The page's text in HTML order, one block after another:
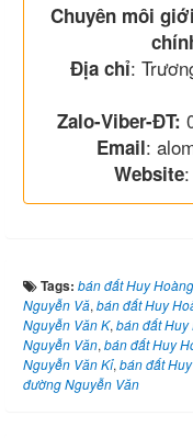
Chuyên môi
Địa chỉ:
Zalo-Viber-ĐT:
Email:
Website:
Tags: bán đất Huy
Nguyễn Vă, bán đất Huy
Nguyễn Văn K, bán đất Huy
Nguyễn Văn, bán đất Huy
Nguyễn Văn Kỉ, bán đất
đường Nguyễn Văn